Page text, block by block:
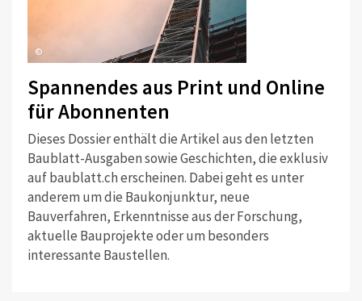
©
Spannendes aus Print und Online
für Abonnenten
Dieses Dossier enthält die Artikel aus den letzten
Baublatt-Ausgaben sowie Geschichten, die exklusiv
auf baublatt.ch erscheinen. Dabei geht es unter
anderem um die Baukonjunktur, neue
Bauverfahren, Erkenntnisse aus der Forschung,
aktuelle Bauprojekte oder um besonders
interessante Baustellen.